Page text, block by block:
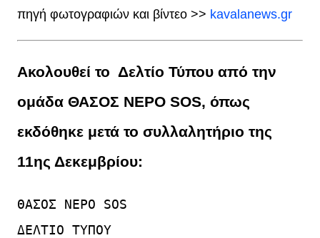
πηγή φωτογραφιών και βίντεο >> kavalanews.gr
Ακολουθεί το Δελτίο Τύπου από την
ομάδα ΘΑΣΟΣ ΝΕΡΟ SOS, όπως
εκδόθηκε μετά το συλλαλητήριο της
11ης Δεκεμβρίου:
ΘΑΣΟΣ ΝΕΡΟ SOS
ΔΕΛΤΙΟ ΤΥΠΟΥ